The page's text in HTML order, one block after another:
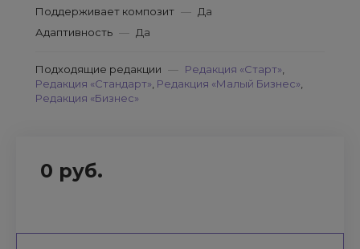
Поддерживает композит — Да
Адаптивность — Да
Подходящие редакции — Редакция «Старт»
Редакция «Стандарт» Редакция «Малый Бизнес»
Редакция «Бизнес»
0 руб.